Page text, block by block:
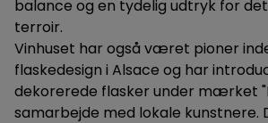
balance og en tydelig udtryk for
terroir.
Vinhuset har også været pioner
flaskedesign i Alsace og har
dekorerede flasker under mærket
samarbejde med lokale kunstnere.